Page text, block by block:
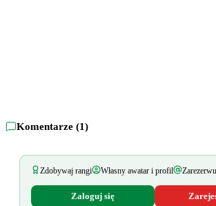
Komentarze (1)
Zdobywaj rangi Własny awatar i profil
Zaloguj się